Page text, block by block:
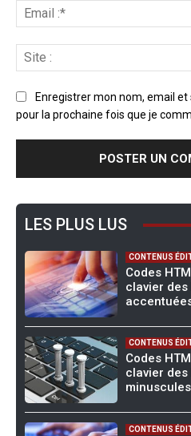
Enregistrer mon nom, email
pour la prochaine fois que je
LES PLUS LUS
CONTENUS
Codes
clavier
CONTENUS
Codes
clavier
CONTENUS